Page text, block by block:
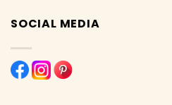
SOCIAL MEDIA